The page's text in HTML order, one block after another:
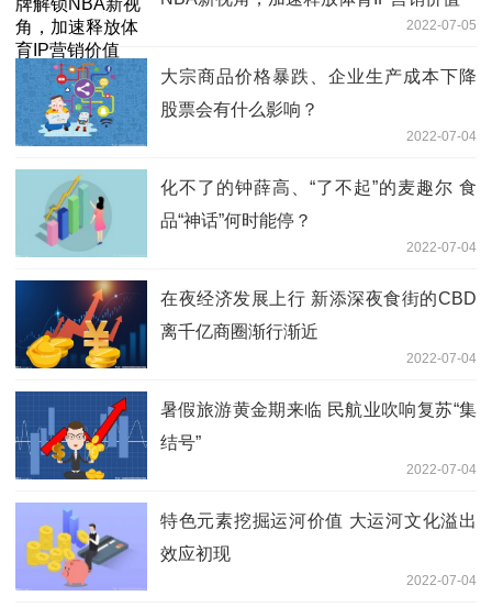
2022-07-05
大宗商品价格暴跌、企业生产成本下降
股票会有什么影响？
2022-07-04
化不了的钟薛高、“了不起”的麦趣尔 食
品“神话”何时能停？
2022-07-04
在夜经济发展上行 新添深夜食街的CBD
离千亿商圈渐行渐近
2022-07-04
暑假旅游黄金期来临 民航业吹响复苏“集
结号”
2022-07-04
特色元素挖掘运河价值 大运河文化溢出
效应初现
2022-07-04